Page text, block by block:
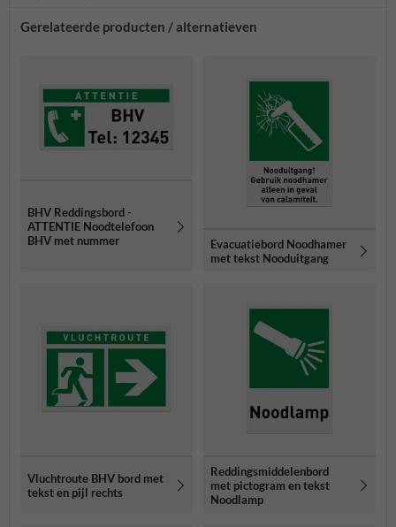
Gerelateerde producten / alternatieven
BHV Reddingsbord -
ATTENTIE Noodtelefoon
BHV met nummer
Evacuatiebord Noodhamer
met tekst Nooduitgang
Vluchtroute BHV bord met
tekst en pijl rechts
Reddingsmiddelenbord
met pictogram en tekst
Noodlamp